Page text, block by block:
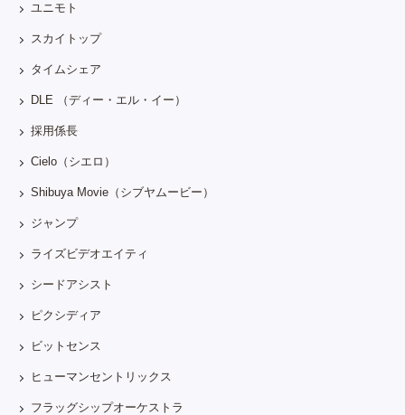
ユニモト
スカイトップ
タイムシェア
DLE （ディー・エル・イー）
採用係長
Cielo（シエロ）
Shibuya Movie（シブヤムービー）
ジャンプ
ライズビデオエイティ
シードアシスト
ピクシディア
ビットセンス
ヒューマンセントリックス
フラッグシップオーケストラ